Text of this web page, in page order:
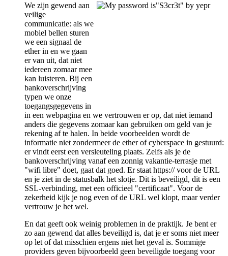
We zijn gewend aan
veilige
communicatie: als we
mobiel bellen sturen
we een signaal de
ether in en we gaan
er van uit, dat niet
iedereen zomaar mee
kan luisteren. Bij een
bankoverschrijving
typen we onze
toegangsgegevens in
in een webpagina en we vertrouwen er op, dat niet iemand
anders die gegevens zomaar kan gebruiken om geld van je
rekening af te halen. In beide voorbeelden wordt de
informatie niet zondermeer de ether of cyberspace in gestuurd:
er vindt eerst een versleuteling plaats. Zelfs als je de
bankoverschrijving vanaf een zonnig vakantie-terrasje met
"wifi libre" doet, gaat dat goed. Er staat https:// voor de URL
en je ziet in de statusbalk het slotje. Dit is beveiligd, dit is een
SSL-verbinding, met een officieel "certificaat". Voor de
zekerheid kijk je nog even of de URL wel klopt, maar verder
vertrouw je het wel.
En dat geeft ook weinig problemen in de praktijk. Je bent er
zo aan gewend dat alles beveiligd is, dat je er soms niet meer
op let of dat misschien ergens niet het geval is. Sommige
providers geven bijvoorbeeld geen beveiligde toegang voor